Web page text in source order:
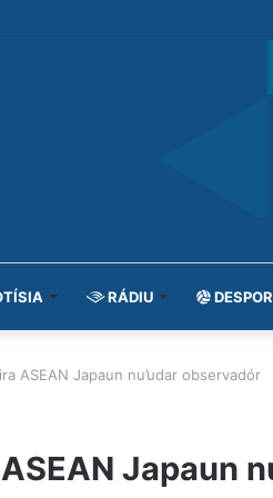
RÁDIU
ASEAN Japaun nu’udar observadór
Japaun